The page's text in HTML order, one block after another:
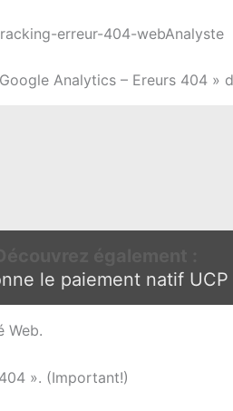
Analytics – Ereurs 404 »
le paiement natif UCP
Web.
». (Important!)